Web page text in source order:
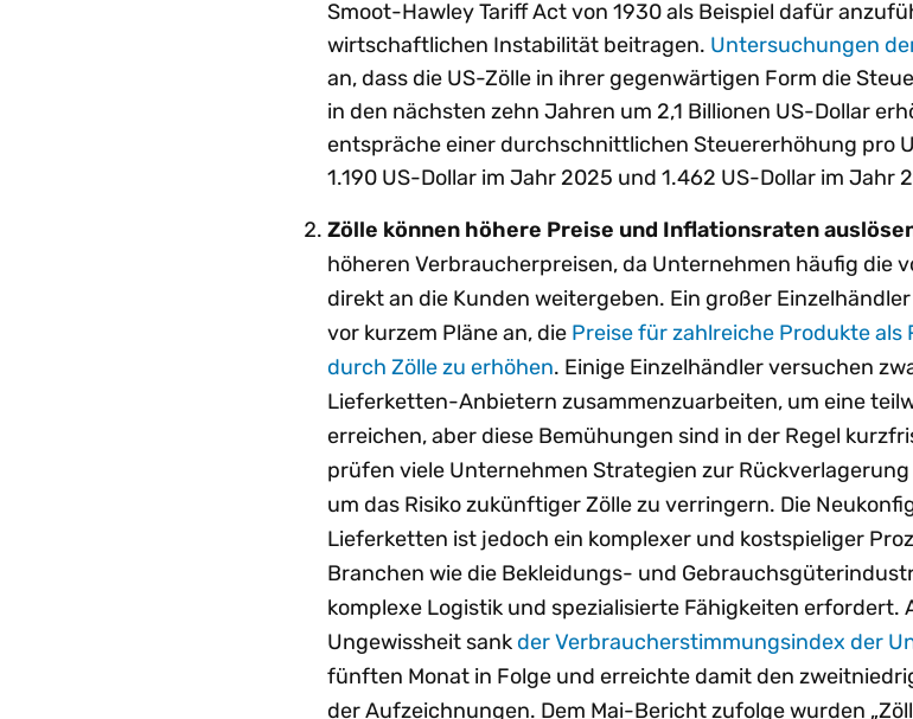
Smoot-Hawley Tariff Act von 1930 als Beispiel dafür
wirtschaftlichen Instabilität beitragen. Untersuchungen
an, dass die US-Zölle in ihrer gegenwärtigen Form die
in den nächsten zehn Jahren um 2,1 Billionen US-Dollar
entspräche einer durchschnittlichen Steuererhöhung pro
1.190 US-Dollar im Jahr 2025 und 1.462 US-Dollar im Jahr
Zölle können höhere Preise und Inflationsraten
höheren Verbraucherpreisen, da Unternehmen häufig die
direkt an die Kunden weitergeben. Ein großer
vor kurzem Pläne an, die Preise für zahlreiche Produkte als
durch Zölle zu erhöhen. Einige Einzelhändler versuchen
Lieferketten-Anbietern zusammenzuarbeiten, um eine
erreichen, aber diese Bemühungen sind in der Regel
prüfen viele Unternehmen Strategien zur
um das Risiko zukünftiger Zölle zu verringern. Die
Lieferketten ist jedoch ein komplexer und kostspieliger
Branchen wie die Bekleidungs- und
komplexe Logistik und spezialisierte Fähigkeiten erfordert.
Ungewissheit sank der Verbraucherstimmungsindex der
fünften Monat in Folge und erreichte damit den
der Aufzeichnungen. Dem Mai-Bericht zufolge wurden